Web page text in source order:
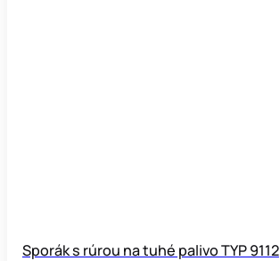
Sporák s rúrou na tuhé palivo TYP 9112